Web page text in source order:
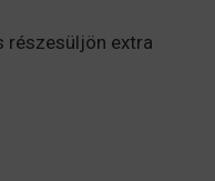
részesüljön extra